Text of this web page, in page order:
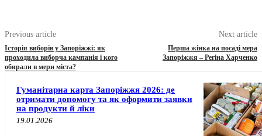
Previous article
Історія виборів у Запоріжжі: як
проходила виборча кампанія і кого
обирали в мери міста?
Next article
Перша жінка на посаді мера
Запоріжжя – Регіна Харченко
Гуманітарна карта Запоріжжя 2026: де
отримати допомогу та як оформити заявки
на продукти й ліки
19.01.2026